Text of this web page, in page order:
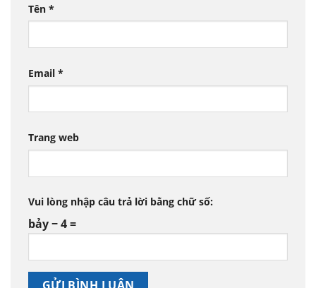
Tên *
Email *
Trang web
Vui lòng nhập câu trả lời bằng chữ số:
bảy − 4 =